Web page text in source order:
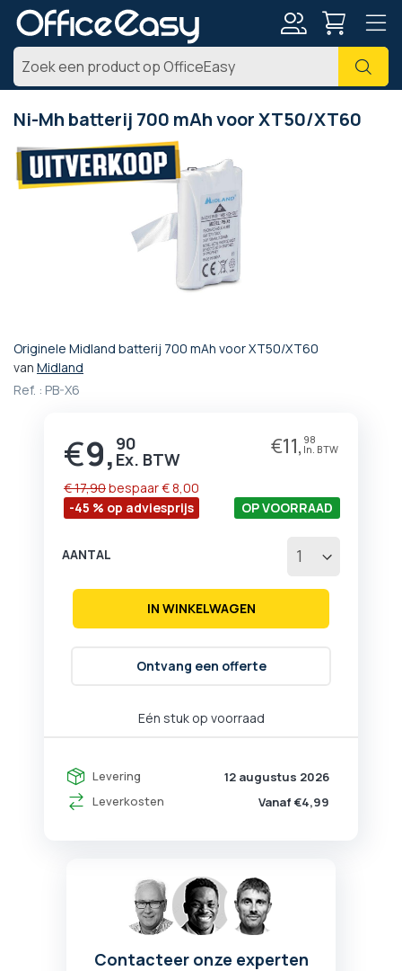
Zoek
Ni-Mh batterij 700 mAh voor XT50/XT60
Originele Midland batterij 700 mAh voor XT50/XT60
van Midland
Ref. : PB-X6
Prijs
€9, 90 €11, 98
-45 % op adviesprijs
€ 17,90bespaar€ 8,00
Eén stuk op voorraad
OP VOORRAAD
Levering
12 augustus 2026
Leverkosten
Vanaf €4,99
AANTAL
IN WINKELWAGEN
Ontvang een offerte
naar
het
einde
Ga
naar
het
afbeeldingen-
Contacteer onze experten